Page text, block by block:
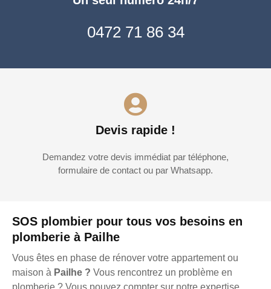
SOS plombier pour tous vos besoins en
plomberie à Pailhe
Vous êtes en phase de rénover votre appartement ou
maison à Pailhe ? Vous rencontrez un problème en
0472 71 86 34
Devis rapide !
Demandez votre devis immédiat par téléphone,
formulaire de contact ou par Whatsapp.